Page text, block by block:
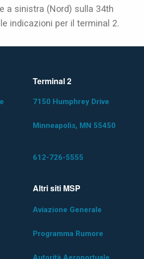
a sinistra (Nord) sulla 34th
indicazioni per il terminal 2.
Terminal 2
7150 Humphrey Drive
Minneapolis, MN 55450
612-726-5555
Altri siti MSP
Aviazione Generale
Programma Rumore